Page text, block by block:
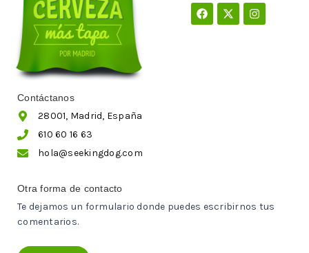
Facebook
X-
twitter
Instagram
Contáctanos
28001, Madrid, España
610 60 16 63
hola@seekingdog.com
Otra forma de contacto
Te dejamos un formulario donde puedes escribirnos tus
comentarios.